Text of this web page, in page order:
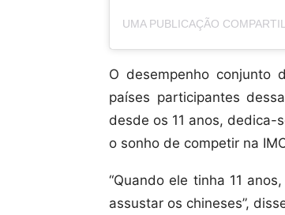
O desempenho conjunto
países participantes
desde os 11 anos,
o sonho de competir na
“Quando ele tinha 11
assustar os chineses”,